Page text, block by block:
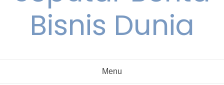
Bisnis Dunia
Menu